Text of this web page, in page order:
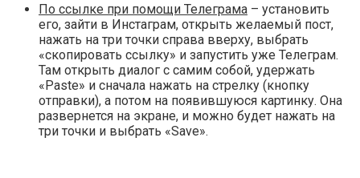
По ссылке при помощи Телеграма – установить
его, зайти в Инстаграм, открыть желаемый пост,
нажать на три точки справа вверху, выбрать
«скопировать ссылку» и запустить уже Телеграм.
Там открыть диалог с самим собой, удержать
«Paste» и сначала нажать на стрелку (кнопку
отправки), а потом на появившуюся картинку. Она
развернется на экране, и можно будет нажать на
три точки и выбрать «Save».